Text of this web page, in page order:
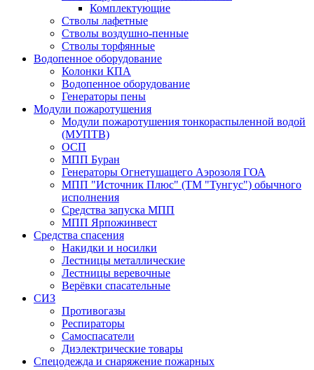
Комплектующие
Стволы лафетные
Стволы воздушно-пенные
Стволы торфянные
Водопенное оборудование
Колонки КПА
Водопенное оборудование
Генераторы пены
Модули пожаротушения
Модули пожаротушения тонкораспыленной водой
(МУПТВ)
ОСП
МПП Буран
Генераторы Огнетушащего Аэрозоля ГОА
МПП "Источник Плюс" (ТМ "Тунгус") обычного
исполнения
Средства запуска МПП
МПП Ярпожинвест
Средства спасения
Накидки и носилки
Лестницы металлические
Лестницы веревочные
Верёвки спасательные
СИЗ
Противогазы
Респираторы
Самоспасатели
Диэлектрические товары
Спецодежда и снаряжение пожарных